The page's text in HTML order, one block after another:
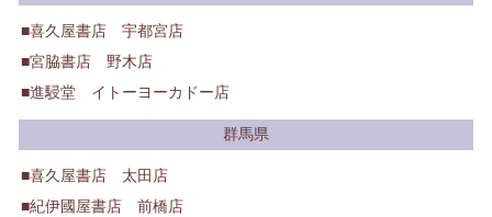
喜久屋書店 宇都宮店
宮脇書店 野木店
進駸堂 イトーヨーカドー店
群馬県
喜久屋書店 太田店
紀伊國屋書店 前橋店